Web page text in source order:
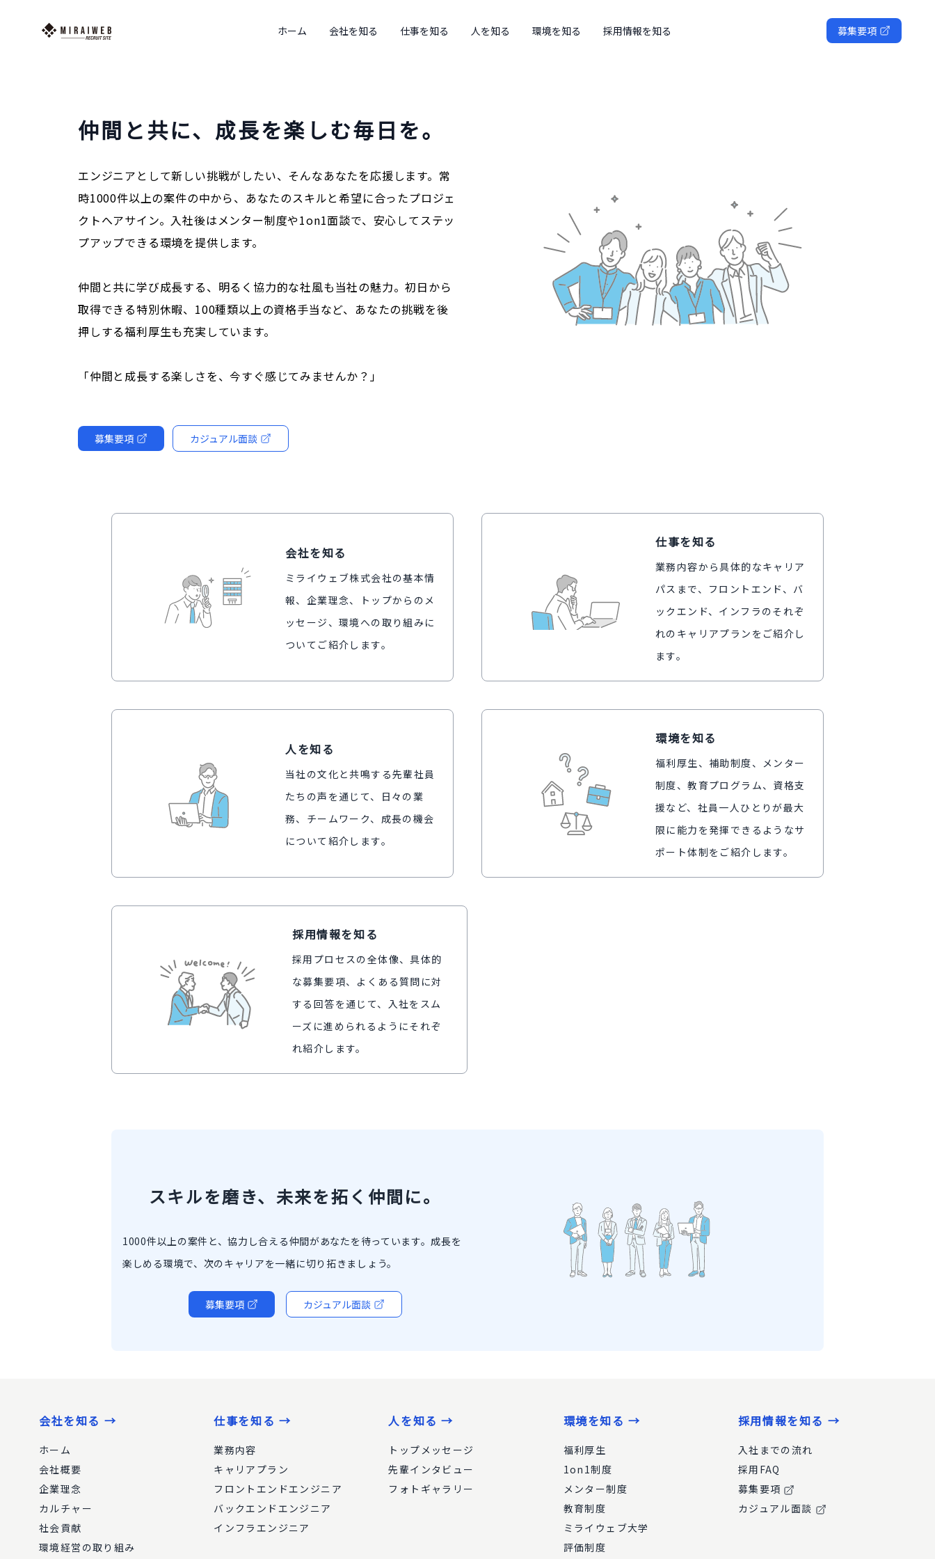
募集要項
ホーム 会社を知る 仕事を知る 人を知る 環境を知る 採用情報を知る
仲間と共に、成長を楽しむ毎日を。
エンジニアとして新しい挑戦がしたい、そんなあなたを応援します。常
時1000件以上の案件の中から、あなたのスキルと希望に合ったプロジェ
クトへアサイン。入社後はメンター制度や1on1面談で、安心してステッ
プアップできる環境を提供します。
仲間と共に学び成長する、明るく協力的な社風も当社の魅力。初日から
取得できる特別休暇、100種類以上の資格手当など、あなたの挑戦を後
押しする福利厚生も充実しています。
「仲間と成長する楽しさを、今すぐ感じてみませんか？」
募集要項 カジュアル面談
会社を知る
ミライウェブ株式会社の基本情
報、企業理念、トップからのメ
ッセージ、環境への取り組みに
ついてご紹介します。
仕事を知る
業務内容から具体的なキャリア
パスまで、フロントエンド、バ
ックエンド、インフラのそれぞ
れのキャリアプランをご紹介し
ます。
人を知る
当社の文化と共鳴する先輩社員
たちの声を通じて、日々の業
務、チームワーク、成長の機会
について紹介します。
環境を知る
福利厚生、補助制度、メンター
制度、教育プログラム、資格支
援など、社員一人ひとりが最大
限に能力を発揮できるようなサ
ポート体制をご紹介します。
採用情報を知る
採用プロセスの全体像、具体的
な募集要項、よくある質問に対
する回答を通じて、入社をスム
ーズに進められるようにそれぞ
れ紹介します。
スキルを磨き、未来を拓く仲間に。
1000件以上の案件と、協力し合える仲間があなたを待っています。成長を
楽しめる環境で、次のキャリアを一緒に切り拓きましょう。
募集要項 カジュアル面談
会社を知る →
ホーム
会社概要
企業理念
カルチャー
社会貢献
環境経営の取り組み
仕事を知る →
業務内容
キャリアプラン
フロントエンドエンジニア
バックエンドエンジニア
インフラエンジニア
人を知る →
トップメッセージ
先輩インタビュー
フォトギャラリー
環境を知る →
福利厚生
1on1制度
メンター制度
教育制度
ミライウェブ大学
評価制度
採用情報を知る →
入社までの流れ
採用FAQ
募集要項
カジュアル面談